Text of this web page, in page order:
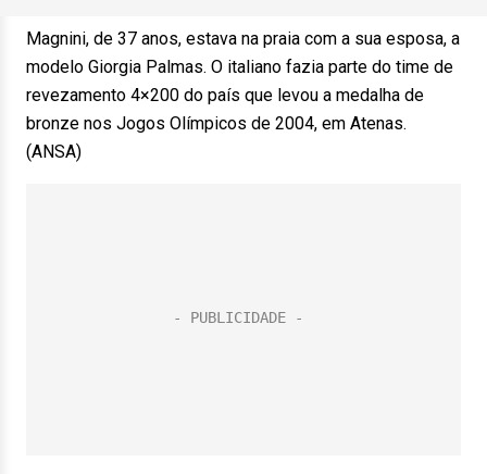
Magnini, de 37 anos, estava na praia com a sua esposa, a
modelo Giorgia Palmas. O italiano fazia parte do time de
revezamento 4×200 do país que levou a medalha de
bronze nos Jogos Olímpicos de 2004, em Atenas.
(ANSA)